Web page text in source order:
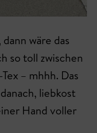
wäre das
so toll zwischen
– mhhh. Das
liebkost
Hand voller